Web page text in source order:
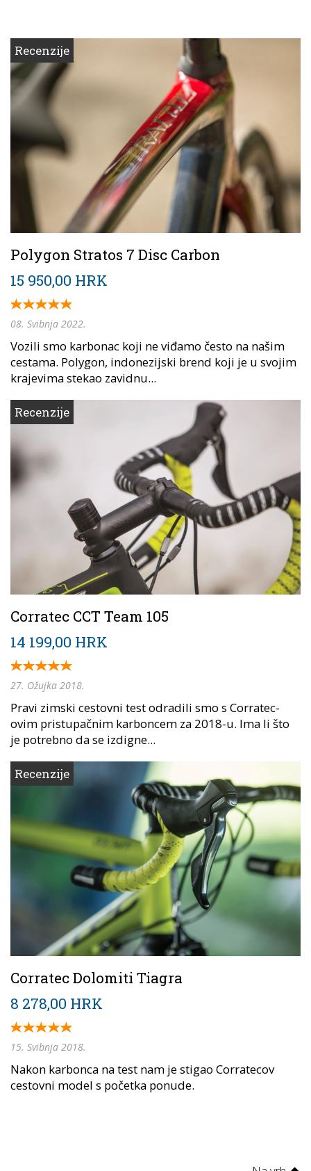
Recenzije
Polygon Stratos 7 Disc Carbon
15 950,00 HRK
08. Svibnja 2022.
Vozili smo karbonac koji ne viđamo često na našim
cestama. Polygon, indonezijski brend koji je u svojim
krajevima stekao zavidnu...
Recenzije
Corratec CCT Team 105
14 199,00 HRK
27. Ožujka 2018.
Pravi zimski cestovni test odradili smo s Corratec-
ovim pristupačnim karboncem za 2018-u. Ima li što
je potrebno da se izdigne...
Recenzije
Corratec Dolomiti Tiagra
8 278,00 HRK
15. Svibnja 2018.
Nakon karbonca na test nam je stigao Corratecov
cestovni model s početka ponude.